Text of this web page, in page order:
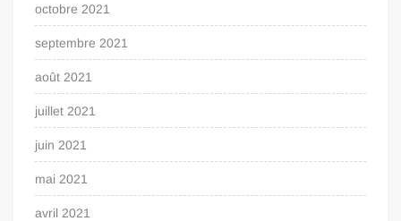
octobre 2021
septembre 2021
août 2021
juillet 2021
juin 2021
mai 2021
avril 2021